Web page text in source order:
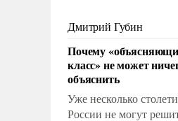
фундаментальным
что мировая политика
свойство заявляться на
нашего дома.
Дмитрий Губин
Почему
класс» не может
объяснить
Уже несколько
России не могут